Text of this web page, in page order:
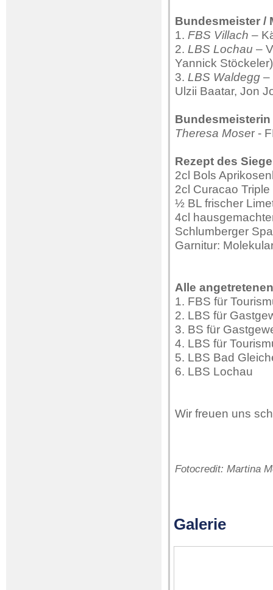
Bundesmeister /
1. FBS Villach –
2. LBS Lochau –
Yannick Stöckeler)
3. LBS Waldegg –
Ulzii Baatar, Jon
Theresa Moser -
Rezept des
2cl Bols
2cl Curacao
½ BL frischer
4cl
Schlumberger
Garnitur:
Alle
1. FBS für
2. LBS für
3. BS für
4. LBS für
5. LBS Bad
6. LBS Lochau
Wir freuen uns
Fotocredit: Martina
Galerie